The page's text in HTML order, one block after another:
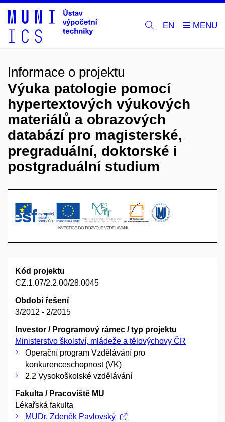
EN
Informace o projektu
Výuka patologie pomocí
hypertextových výukových
materiálů a obrazových
databází pro magisterské,
pregraduální, doktorské i
postgraduální studium
Kód projektu
CZ.1.07/2.2.00/28.0045
Období řešení
3/2012 - 2/2015
Investor / Programový rámec / typ projektu
Ministerstvo školství, mládeže a tělovýchovy ČR
Operační program Vzdělávání pro
konkurenceschopnost (VK)
2.2 Vysokoškolské vzdělávání
Fakulta / Pracoviště MU
Lékařská fakulta
MUDr. Zdeněk Pavlovský